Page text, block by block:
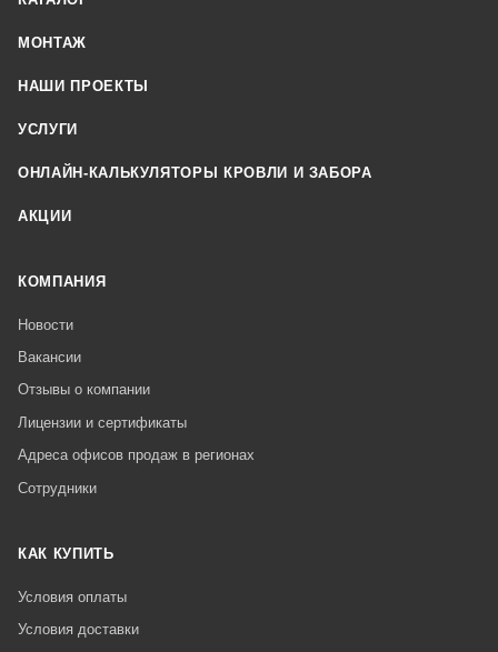
МОНТАЖ
НАШИ ПРОЕКТЫ
УСЛУГИ
ОНЛАЙН-КАЛЬКУЛЯТОРЫ КРОВЛИ И ЗАБОРА
АКЦИИ
КОМПАНИЯ
Новости
Вакансии
Отзывы о компании
Лицензии и сертификаты
Адреса офисов продаж в регионах
Сотрудники
КАК КУПИТЬ
Условия оплаты
Условия доставки